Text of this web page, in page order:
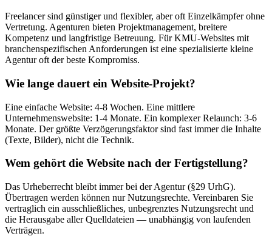
Freelancer sind günstiger und flexibler, aber oft Einzelkämpfer ohne
Vertretung. Agenturen bieten Projektmanagement, breitere
Kompetenz und langfristige Betreuung. Für KMU-Websites mit
branchenspezifischen Anforderungen ist eine spezialisierte kleine
Agentur oft der beste Kompromiss.
Wie lange dauert ein Website-Projekt?
Eine einfache Website: 4-8 Wochen. Eine mittlere
Unternehmenswebsite: 1-4 Monate. Ein komplexer Relaunch: 3-6
Monate. Der größte Verzögerungsfaktor sind fast immer die Inhalte
(Texte, Bilder), nicht die Technik.
Wem gehört die Website nach der Fertigstellung?
Das Urheberrecht bleibt immer bei der Agentur (§29 UrhG).
Übertragen werden können nur Nutzungsrechte. Vereinbaren Sie
vertraglich ein ausschließliches, unbegrenztes Nutzungsrecht und
die Herausgabe aller Quelldateien — unabhängig von laufenden
Verträgen.